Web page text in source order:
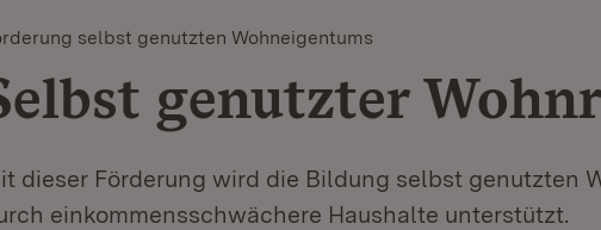
selbst genutzten Wohneigentums
genutzter
dieser Förderung wird die Bildung selbst genutzten
einkommensschwächere Haushalte unterstützt.